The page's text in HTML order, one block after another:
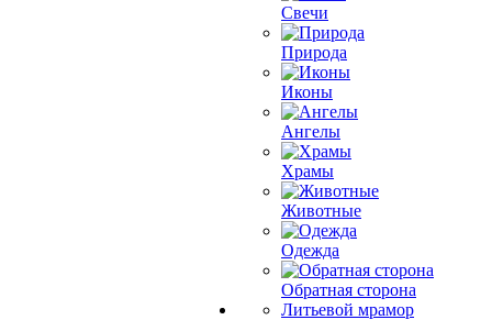
Свечи
Природа
Иконы
Ангелы
Храмы
Животные
Одежда
Обратная сторона
Литьевой мрамор